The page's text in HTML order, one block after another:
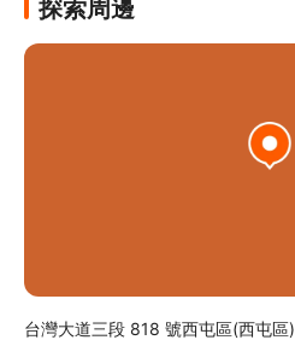
探索周邊
台灣大道三段 818 號西屯區(西屯區)